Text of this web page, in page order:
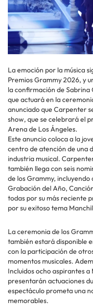
La emoción por la música
Premios Grammy 2026, y
la confirmación de
que actuará en la
anunciado que Carpenter
show, que se celebrará el
Arena de Los Ángeles.
Este anuncio coloca a la
centro de atención de una
industria musical.
también llega con seis
de los Grammy,
Grabación del Año,
todas por su más reciente
por su exitoso tema
La ceremonia de los
también estará disponible
con la participación de
momentos musicales.
Incluidos ocho aspirantes
presentarán actuaciones
espectáculo prometa una
memorables.